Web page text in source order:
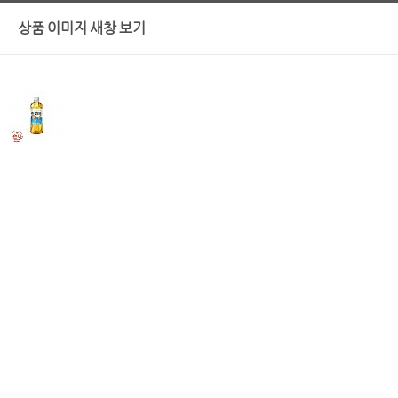
상품 이미지 새창 보기